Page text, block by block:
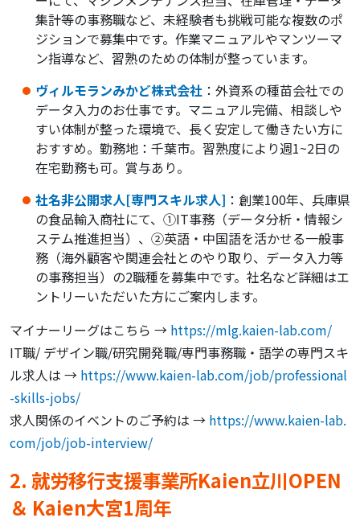
集計等の事務職など、未経験者も挑戦可能な複数のポ
ジションで募集中です。作業マニュアルやマンツーマ
ン指導など、習熟のための体制が整っています。
ヴィルモランみかど株式会社 ：外資系の種苗会社での
データ入力のお仕事です。マニュアル完備、相談しや
すい体制が整った環境で、長く安定して働きたい方に
おすすめ。勤務地：千葉市。習熟度により週1~2日の
在宅勤務も可。賞与あり。
社名非公開求人[専門スキル求人] ：創業100年、兵庫県
の食品輸入商社にて、①IT事務（データ分析・情報シ
ステム推進担当）、②英語・中国語を活かせる一般事
務（海外顧客や関連会社とのやり取り、データ入力等
の事務担当）の2職種を募集中です。社名など詳細はエ
ントリーいただいた方にご案内します。
マイナーリーグはこちら → https://mlg.kaien-lab.com/
IT職/ デザイン職/研究開発職/専門事務職・語学の専門スキ
ル求人は → https://www.kaien-lab.com/job/professional
-skills-jobs/
求人関係のイベントのご予約は → https://www.kaien-lab.
com/job/job-interview/
2. 就労移行支援事業所Kaien立川OPEN
＆ Kaien大宮1周年